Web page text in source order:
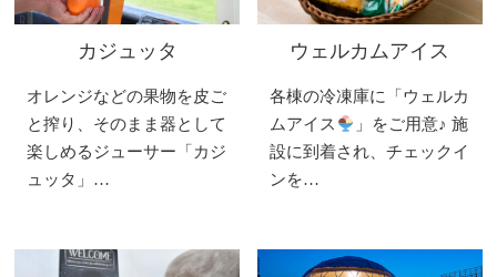
カジュッタ
オレンジなどの果物を皮ご
と搾り、そのまま器として
楽しめるジューサー「カジ
ュッタ」…
ウェルカムアイス
各棟の冷凍庫に「ウェルカ
ムアイス
」をご用意♪ 施
設に到着され、チェックイ
ンを…